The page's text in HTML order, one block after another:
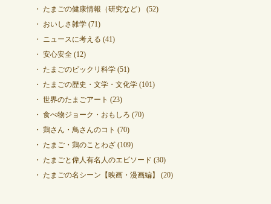
たまごの健康情報（研究など）
(52)
おいしさ雑学(71)
ニュースに考える (41)
安心安全(12)
たまごのビックリ科学(51)
たまごの歴史・文学・文化学(101)
世界のたまごアート (23)
食べ物ジョーク・おもしろ (70)
鶏さん・鳥さんのコト (70)
たまご・鶏のことわざ(109)
たまごと偉人有名人のエピソード (30)
たまごの名シーン【映画・漫画編】
(20)